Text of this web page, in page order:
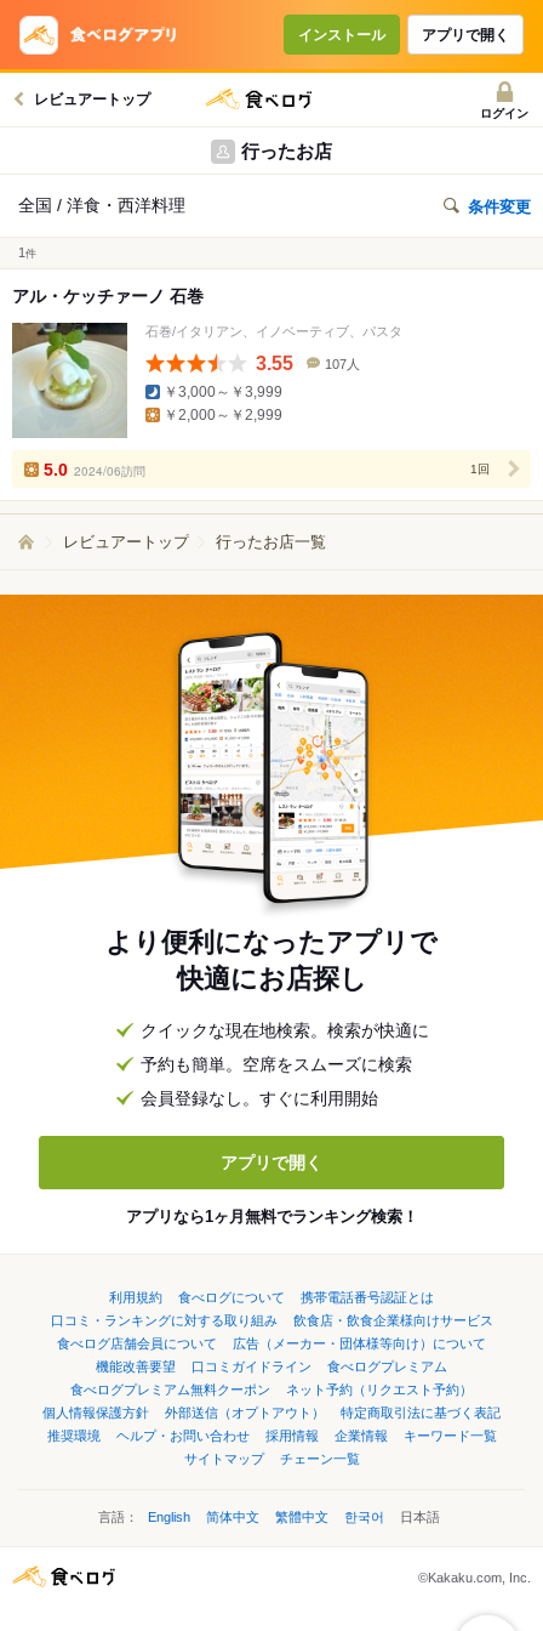
インストール アプリで開く
レビュアートップ
ログイン
行ったお店
全国 / 洋食・西洋料理 条件変更
1 件
アル・ケッチァーノ 石巻
石巻/イタリアン、イノベーティブ、パスタ
3.55
数
107人
￥3,000～￥3,999
￥2,000～￥2,999
5.0 2024/06訪問 1回
レビュアートップ 行ったお店一覧
より便利になったアプリで
快適にお店探し
クイックな現在地検索。検索が快適に
予約も簡単。空席をスムーズに検索
会員登録なし。すぐに利用開始
アプリで開く
アプリなら1ヶ月無料でランキング検索！
利用規約 食べログについて
携帯電話番号認証とは
口コミ・ランキングに対する取り組み
飲食店・飲食企業様向けサービス
食べログ店舗会員について
広告（メーカー・団体様等向け）について
機能改善要望
口コミガイドライン
食べログプレミアム
食べログプレミアム無料クーポン
ネット予約（リクエスト予約）
個人情報保護方針
外部送信（オプトアウト）
特定商取引法に基づく表記
推奨環境
ヘルプ・お問い合わせ 採用情報 企業情報
キーワード一覧
サイトマップ
チェーン一覧
言語： English 简体中文 繁體中文 한국어 日本語
©Kakaku.com, Inc.